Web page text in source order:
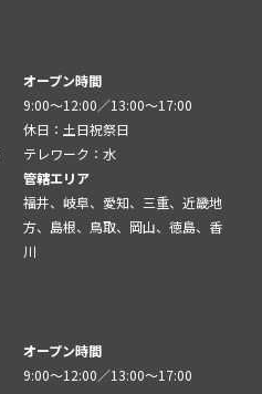
オープン時間
9:00～12:00／13:00～17:00
休日：土日祝祭日
テレワーク：水
管轄エリア
福井、岐阜、愛知、三重、近畿地
方、島根、鳥取、岡山、徳島、香
川
オープン時間
9:00～12:00／13:00～17:00